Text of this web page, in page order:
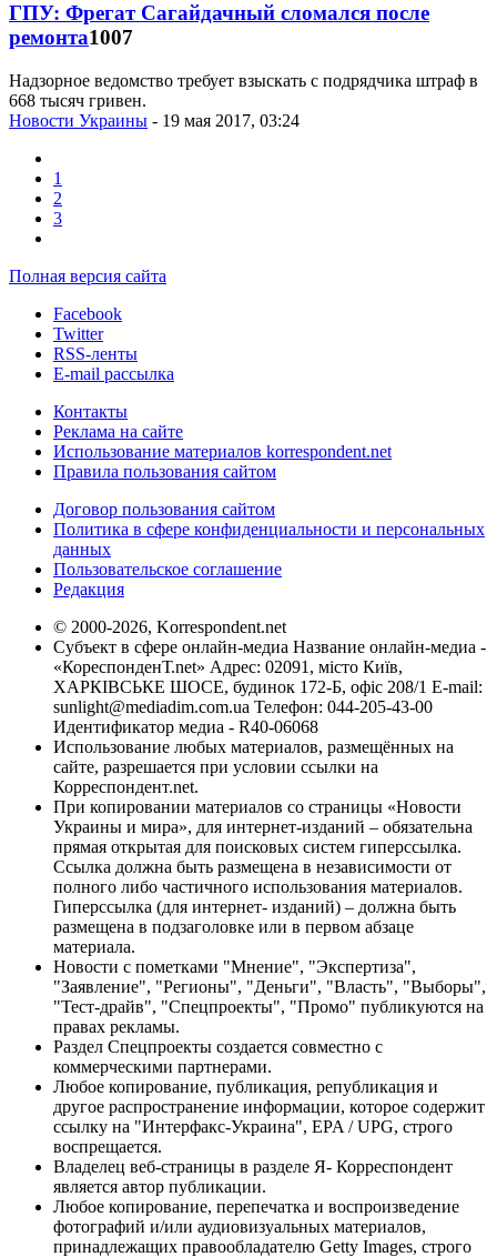
ГПУ: Фрегат Сагайдачный сломался после
ремонта1007
Надзорное ведомство требует взыскать с подрядчика штраф в
668 тысяч гривен.
Новости Украины - 19 мая 2017, 03:24
1
2
3
Полная версия сайта
Facebook
Twitter
RSS-ленты
E-mail рассылка
Контакты
Реклама на сайте
Использование материалов korrespondent.net
Правила пользования сайтом
Договор пользования сайтом
Политика в сфере конфиденциальности и персональных
данных
Пользовательское соглашение
Редакция
© 2000-2026, Korrespondent.net
Субъект в сфере онлайн-медиа Название онлайн-медиа -
«КореспонденТ.net» Адрес: 02091, місто Київ,
ХАРКІВСЬКЕ ШОСЕ, будинок 172-Б, офіс 208/1 E-mail:
sunlight@mediadim.com.ua Телефон: 044-205-43-00
Идентификатор медиа - R40-06068
Использование любых материалов, размещённых на
сайте, разрешается при условии ссылки на
Корреспондент.net.
При копировании материалов со страницы «Новости
Украины и мира», для интернет-изданий – обязательна
прямая открытая для поисковых систем гиперссылка.
Ссылка должна быть размещена в независимости от
полного либо частичного использования материалов.
Гиперссылка (для интернет- изданий) – должна быть
размещена в подзаголовке или в первом абзаце
материала.
Новости с пометками "Мнение", "Экспертиза",
"Заявление", "Регионы", "Деньги", "Власть", "Выборы",
"Тест-драйв", "Спецпроекты", "Промо" публикуются на
правах рекламы.
Раздел Спецпроекты создается совместно с
коммерческими партнерами.
Любое копирование, публикация, републикация и
другое распространение информации, которое содержит
ссылку на "Интерфакс-Украина", EPA / UPG, строго
воспрещается.
Владелец веб-страницы в разделе Я- Корреспондент
является автор публикации.
Любое копирование, перепечатка и воспроизведение
фотографий и/или аудиовизуальных материалов,
принадлежащих правообладателю Getty Images, строго